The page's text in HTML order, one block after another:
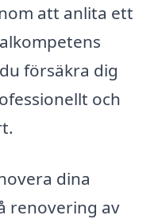
att anlita ett
försäkra dig
och
dina
renovering av